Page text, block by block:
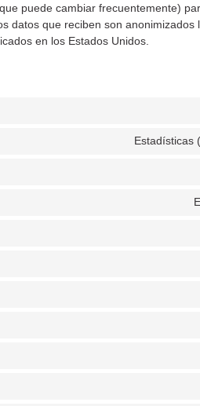
puede cambiar frecuentemente)
datos que reciben son anonimizados
en los Estados Unidos.
Estadísticas